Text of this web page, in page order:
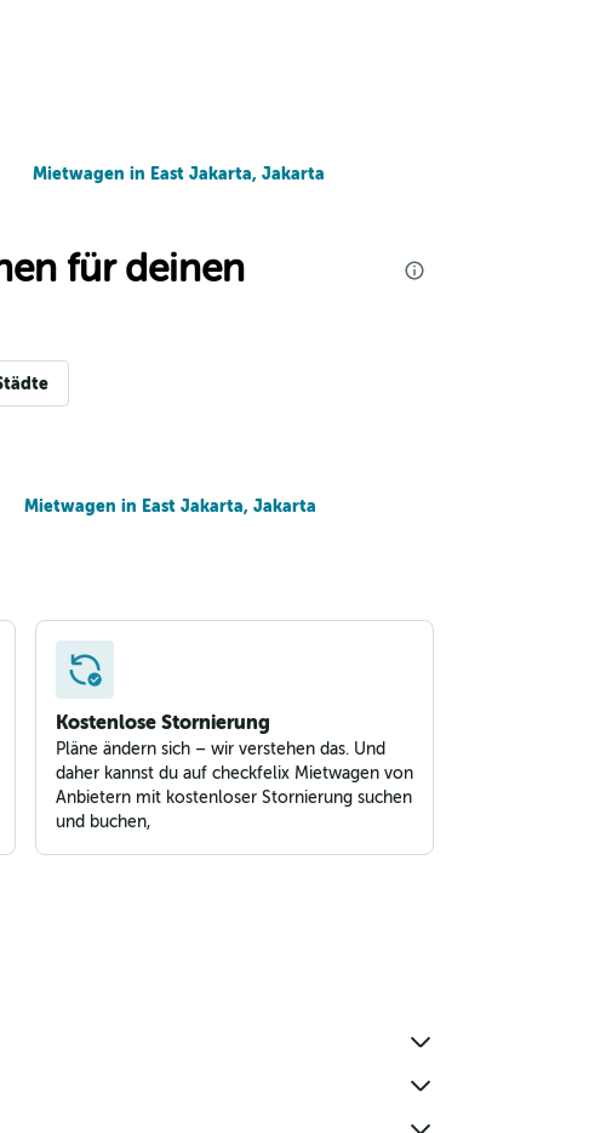
Mietwagen in East Jakarta, Jakarta
für deinen
Mietwagen in East Jakarta, Jakarta
Kostenlose Stornierung
Pläne ändern sich – wir verstehen das. Und
daher kannst du auf checkfelix Mietwagen von
Anbietern mit kostenloser Stornierung suchen
und buchen,